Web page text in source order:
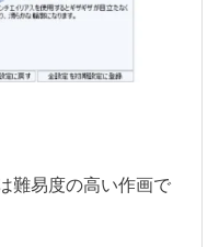
難易度の高い作画で